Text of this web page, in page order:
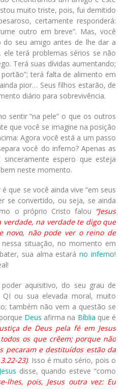
muito triste, pois, fui demitido
certamente responderá:
outro em breve”. Mas, você
seu amigo antes de lhe dar a
ele terá problemas sérios se não
Terá suas dívidas aumentando;
terá falta de alimento em
pior… Seus filhos estarão, de
diário para sobrevivência.
sentir “na pele” o que os outros
que você se imagine na posição
Agora você está a um passo
você do inferno? Apenas as
espero que esteja
neste momento.
que se você ainda vive “em seus
se convertido, ou seja, se ainda
o próprio Cristo falou “Jesus
verdade, na verdade te digo que
novo, não pode ver o reino de
situação, no momento em
sua alma estaráno inferno!
aquisitivo, do seu grau de
ou sua elevada moral, muito
também não vem a questão se
Deus afirma na Bíblia que é
de Deus pela fé em Jesus
os que crêem; porque não
pecaram e destituídos estão da
23). Isso é muito sério, pois o
Jesus disse, quando esteve “como
lhes, pois, Jesus outra vez: Eu